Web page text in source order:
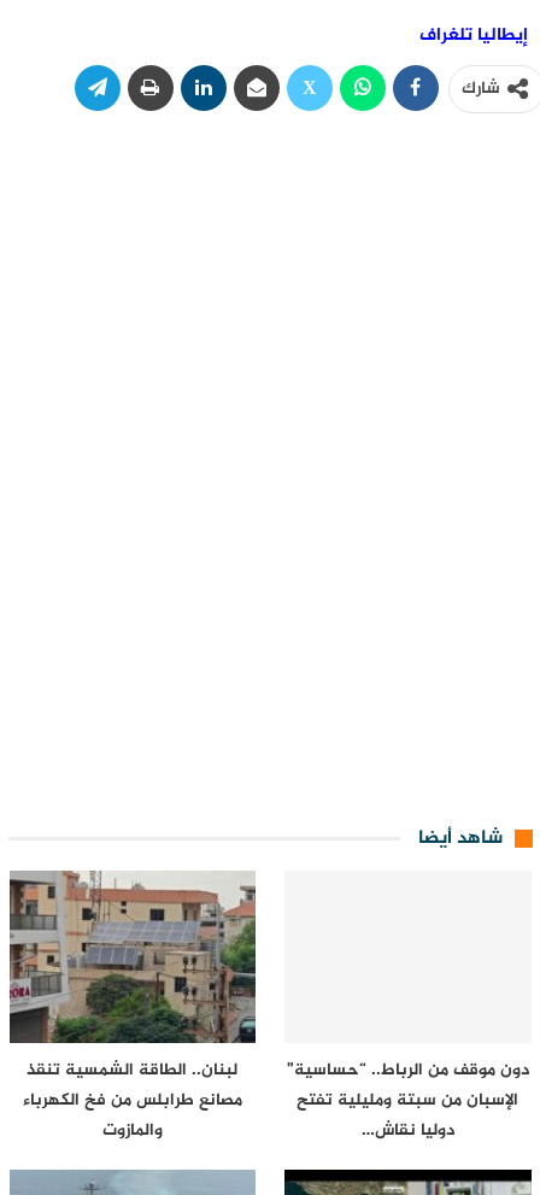
إيطاليا تلغراف
شارك
شاهد أيضا
دون موقف من الرباط.. “حساسية”
الإسبان من سبتة ومليلية تفتح
دوليا نقاش…
لبنان.. الطاقة الشمسية تنقذ
مصانع طرابلس من فخ الكهرباء
والمازوت